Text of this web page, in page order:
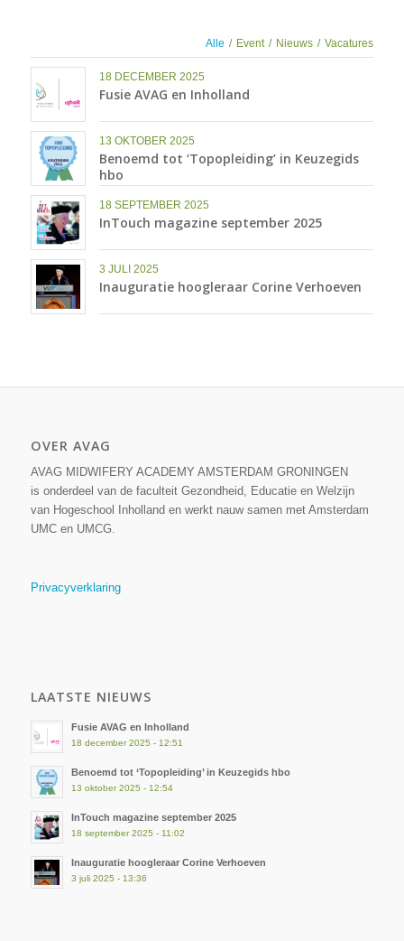
Alle / Event / Nieuws / Vacatures
18 DECEMBER 2025
Fusie AVAG en Inholland
13 OKTOBER 2025
Benoemd tot ‘Topopleiding’ in Keuzegids
hbo
18 SEPTEMBER 2025
InTouch magazine september 2025
3 JULI 2025
Inauguratie hoogleraar Corine Verhoeven
OVER AVAG
AVAG MIDWIFERY ACADEMY AMSTERDAM GRONINGEN
is onderdeel van de faculteit Gezondheid, Educatie en Welzijn
van Hogeschool Inholland en werkt nauw samen met Amsterdam
UMC en UMCG.
Privacyverklaring
LAATSTE NIEUWS
Fusie AVAG en Inholland
18 december 2025 - 12:51
Benoemd tot ‘Topopleiding’ in Keuzegids hbo
13 oktober 2025 - 12:54
InTouch magazine september 2025
18 september 2025 - 11:02
Inauguratie hoogleraar Corine Verhoeven
3 juli 2025 - 13:36